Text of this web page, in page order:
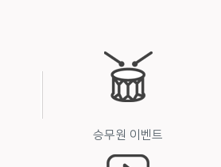
계약서(붙임)와 여행약관·여행일정
)를 계약내용으로 합니다.
여행설명서)에는 여행일자별 여행지
수단·쇼핑횟수·숙박장소·식사 등
행사 제공 서비스 내용과 여행자 유의
합니다.
승무원 이벤트